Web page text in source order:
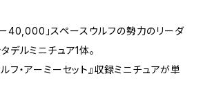
40,000」スペースウルフの勢力のリーダ
デルミニチュア1体。
フ・アーミーセット』収録ミニチュアが単